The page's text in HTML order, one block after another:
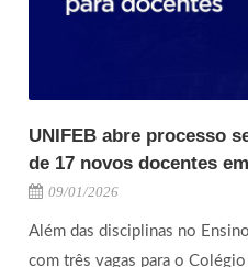
UNIFEB abre processo
de 17 novos docentes
09/01/2026
Além das disciplinas no
com três vagas para o